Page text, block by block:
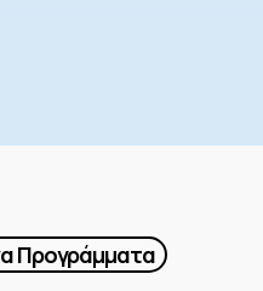
Προγράμματα